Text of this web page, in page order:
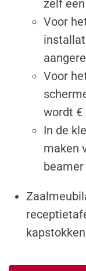
zelf
Voor
Voor
wordt €
In de
maken
beamer